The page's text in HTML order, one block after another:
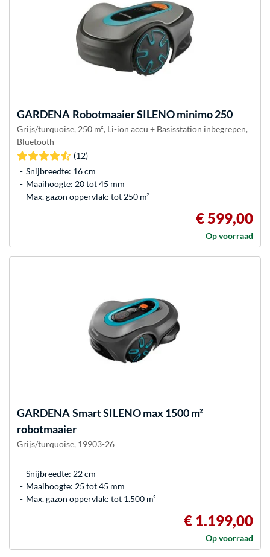
GARDENA Robotmaaier SILENO minimo 250
Grijs/turquoise, 250 m², Li-ion accu + Basisstation inbegrepen,
Bluetooth
(12)
Snijbreedte: 16 cm
Maaihoogte: 20 tot 45 mm
Max. gazon oppervlak: tot 250 m²
€ 599,00
Op voorraad
GARDENASmart SILENO max 1500 m²
robotmaaier
Grijs/turquoise, 19903-26
Snijbreedte: 22 cm
Maaihoogte: 25 tot 45 mm
Max. gazon oppervlak: tot 1.500 m²
€ 1.199,00
Op voorraad